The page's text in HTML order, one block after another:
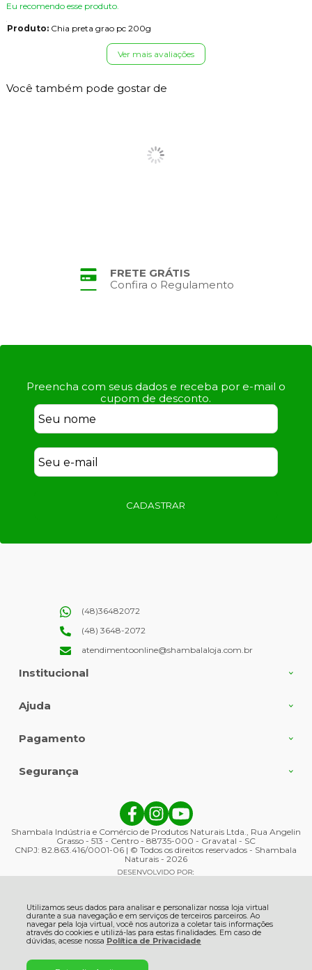
Utilizamos seus dados para analisar e personalizar nossa loja virtual
durante a sua navegação e em serviços de terceiros parceiros. Ao
navegar pela loja virtual, você nos autoriza a coletar tais informações
através do cookies e utilizá-las para estas finalidades. Em caso de
dúvidas, acesse nossa Política de Privacidade
Eu recomendo esse produto.
Produto:Chia preta grao pc 200g
Ver mais avaliações
Você também pode gostar de
PARCELAMENTO
No Cartão de Crédito
Preencha com seus dados e receba por e-mail o
cupom de desconto.
CADASTRAR
Institucional
Ajuda
(48)36482072
(48) 3648-2072
atendimentoonline@shambalaloja.com.br
Pagamento
Segurança
Shambala Indústria e Comércio de Produtos Naturais Ltda., Rua Angelin
Grasso - 513 - Centro - 88735-000 - Gravatal - SC
CNPJ: 82.863.416/0001-06 | © Todos os direitos reservados - Shambala
Naturais - 2026